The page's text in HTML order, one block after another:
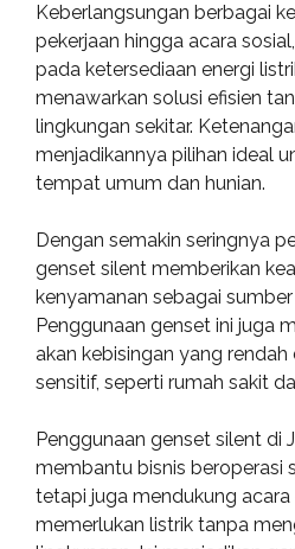
Keberlangsungan berbagai
pekerjaan hingga acara
pada ketersediaan energi
menawarkan solusi efisien
lingkungan sekitar.
menjadikannya pilihan ideal
tempat umum dan hunian.
Dengan semakin seringnya
genset silent memberikan
kenyamanan sebagai
Penggunaan genset ini juga
akan kebisingan yang
sensitif, seperti rumah sakit
Penggunaan genset silent di
membantu bisnis beroperasi
tetapi juga mendukung
memerlukan listrik tanpa